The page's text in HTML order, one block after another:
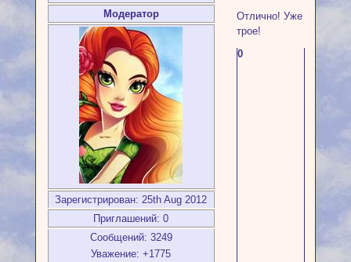
Модератор
Зарегистрирован: 25th Aug 2012
Приглашений: 0
Сообщений: 3249
Уважение: +1775
Отлично! Уже
трое!
0